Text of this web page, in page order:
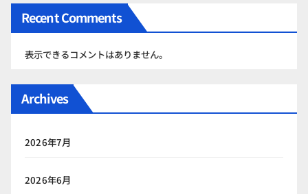
Recent Comments
表示できるコメントはありません。
Archives
2026年7月
2026年6月